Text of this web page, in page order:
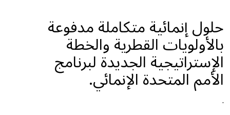
حلول إنمائية متكاملة مدفوعة
بالأولويات القطرية والخطة
الإستراتيجية الجديدة لبرنامج
الأمم المتحدة الإنمائي.
.